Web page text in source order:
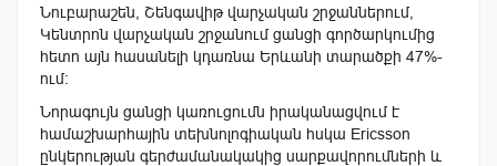
Նուբարաշեն, Շենգավիթ վարչական շրջաններում,
Կենտրոն վարչական շրջանում ցանցի գործարկումից
հետո այն հասանելի կդառնա Երևանի տարածքի 47%-
ում:
Նորագույն ցանցի կառուցումն իրականացվում է
համաշխարհային տեխնոլոգիական հսկա Ericsson
ընկերության գերժամանակակից սարքավորումների և